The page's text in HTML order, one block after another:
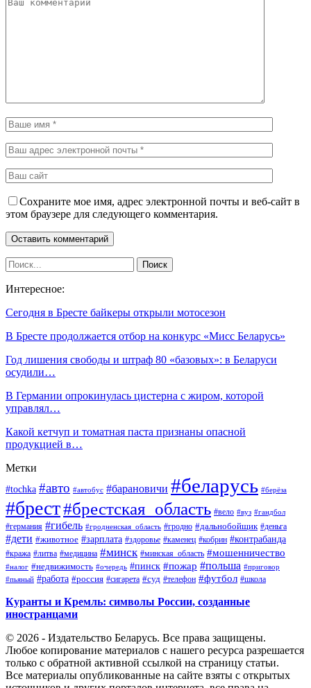
Сохраните мое имя, адрес электронной почты и веб-сайт в
этом браузере для следующего комментария.
Интересное:
Сегодня в Бресте байкеры открыли мотосезон
В Бресте продолжается отбор на конкурс «Мисс Беларусь»
Год лишения свободы и штраф 80 «базовых»: в Беларуси
осудили…
В Германии опрокинулась цистерна с жиром, которой
управлял…
Какой кетчуп и томатная паста признаны опасной
продукцией в…
Метки
#tochka #авто #автобус #барановичи #беларусь #берёза
#брест#брестская_область #вело #вуз #гандбол
#германия #гибель #гродненская_область #гродно #дальнобойщик #деньга
#дети #животное #зарплата #здоровье #каменец #кобрин #контрабанда
#кража #литва #медицина #минск #минская_область #мошенничество
#налог #недвижимость #очередь #пинск #пожар #польша #приговор
#пьяный #работа #россия #сигарета #суд #телефон #футбол #школа
Куранты и Кремль: символы России, созданные
иностранцами
© 2026 - Издательство Беларусь. Все права защищены.
Любое копирование материалов с нашего ресурса разрешается
только с обратной активной ссылкой на страницу статьи.
Все материалы опубликованные на сайте взяты с открытых